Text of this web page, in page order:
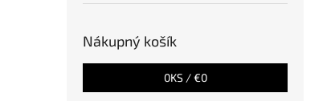
Nákupný košík
0KS /€0